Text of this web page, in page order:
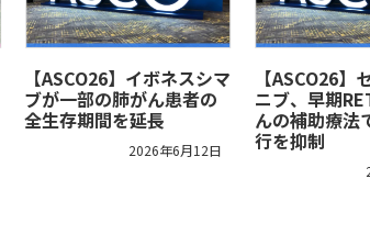
【ASCO26】イボネスシマ
ブが一部の肺がん患者の
全生存期間を延長
2026年6月12日
【ASCO26】
ニブ、早期
んの補助療法
行を抑制